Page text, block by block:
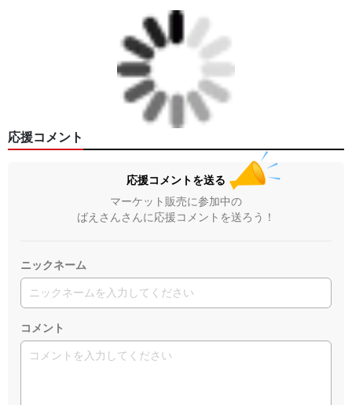
応援コメント
応援コメントを送る
マーケット販売に参加中の
ばえさんさんに応援コメントを送ろう！
ニックネーム
コメント